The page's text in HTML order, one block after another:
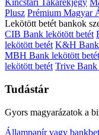
Kincstári Takarékjegy
Plusz Prémium Magyar
Lekötött betét bankok
CIB Bank lekötött betét
lekötött betét K&H Bank
MBH Bank lekötött betét
lekötött betét Trive Bank
Tudástár
Gyors magyarázatok a
Állampapír vagy